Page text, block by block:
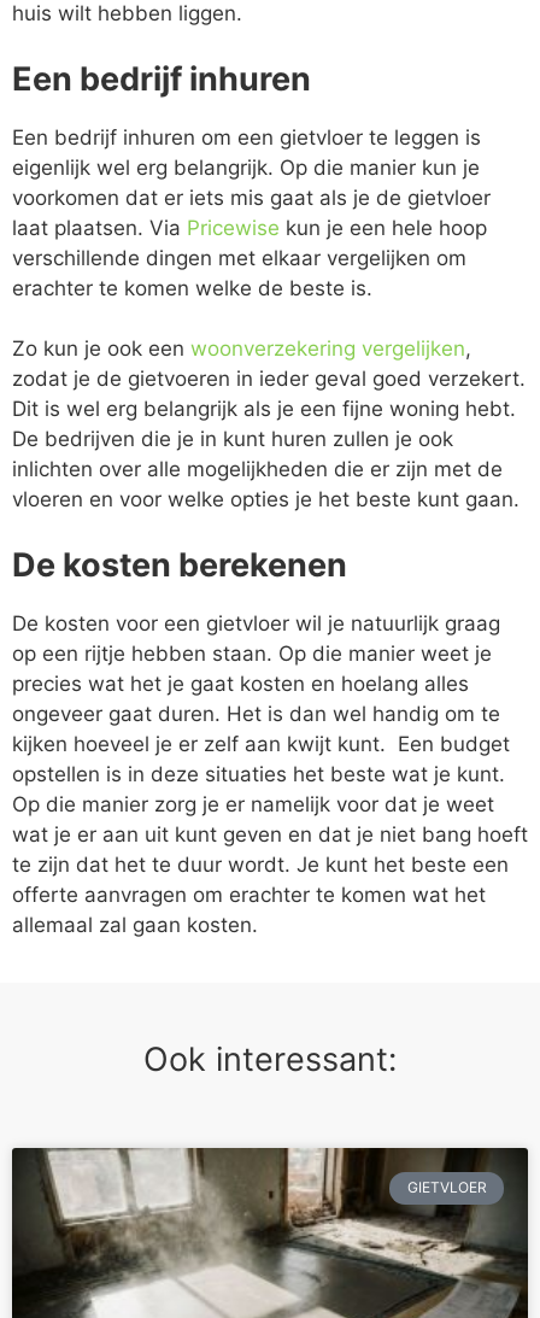
huis wilt hebben liggen.
Een bedrijf inhuren
Een bedrijf inhuren om een gietvloer te leggen is
eigenlijk wel erg belangrijk. Op die manier kun je
voorkomen dat er iets mis gaat als je de gietvloer
laat plaatsen. Via Pricewise kun je een hele hoop
verschillende dingen met elkaar vergelijken om
erachter te komen welke de beste is.
Zo kun je ook een woonverzekering vergelijken,
zodat je de gietvoeren in ieder geval goed verzekert.
Dit is wel erg belangrijk als je een fijne woning hebt.
De bedrijven die je in kunt huren zullen je ook
inlichten over alle mogelijkheden die er zijn met de
vloeren en voor welke opties je het beste kunt gaan.
De kosten berekenen
De kosten voor een gietvloer wil je natuurlijk graag
op een rijtje hebben staan. Op die manier weet je
precies wat het je gaat kosten en hoelang alles
ongeveer gaat duren. Het is dan wel handig om te
kijken hoeveel je er zelf aan kwijt kunt. Een budget
opstellen is in deze situaties het beste wat je kunt.
Op die manier zorg je er namelijk voor dat je weet
wat je er aan uit kunt geven en dat je niet bang hoeft
te zijn dat het te duur wordt. Je kunt het beste een
offerte aanvragen om erachter te komen wat het
allemaal zal gaan kosten.
Ook interessant:
GIETVLOER